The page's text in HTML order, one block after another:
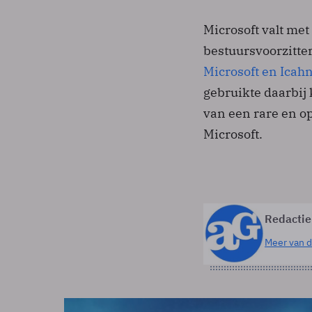
Microsoft valt met
Microsoft en
gebruikte daarbij
van een rare en
Microsoft.
Meer van